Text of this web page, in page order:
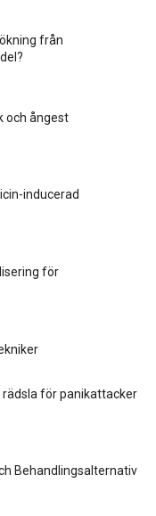
från
och ångest
inducerad
för
för panikattacker
Behandlingsalternativ